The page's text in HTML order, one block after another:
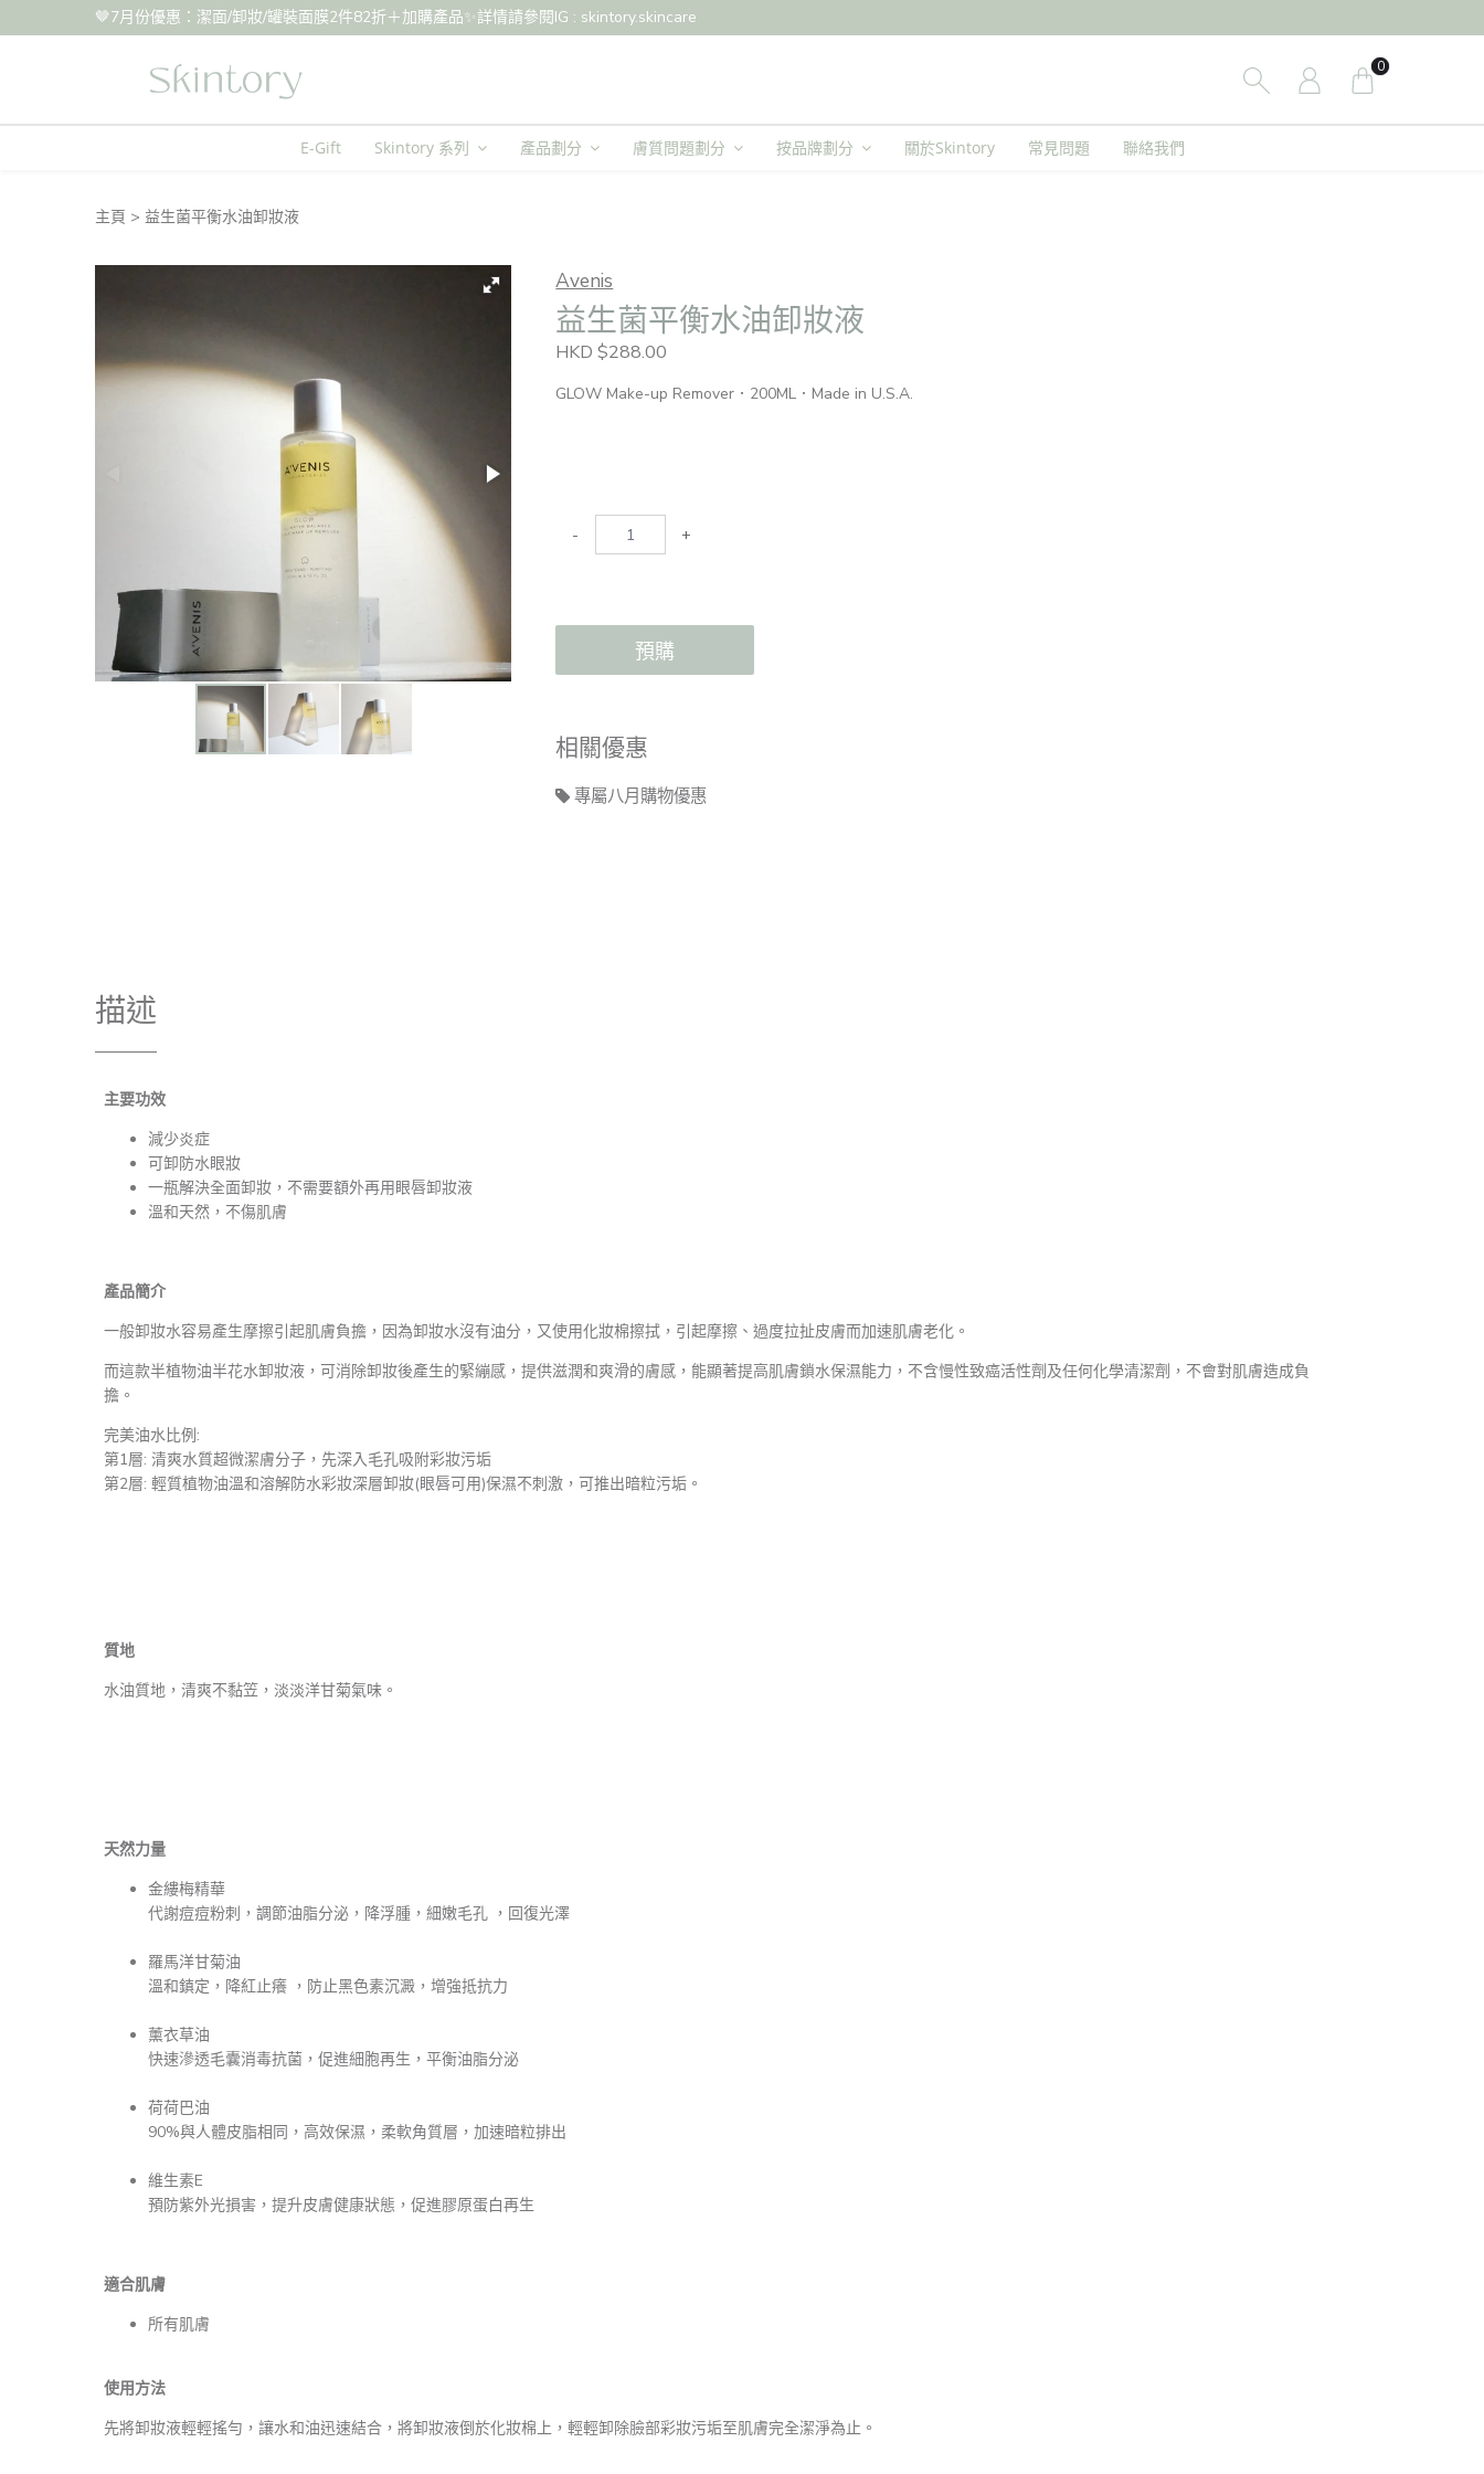
🤎7月份優惠：潔面/卸妝/罐裝面膜2件82折＋加購產品✨詳情請參閱IG : skintory.skincare
0
E-Gift Skintory 系列 產品劃分 膚質問題劃分 按品牌劃分 關於Skintory 常見問題 聯絡我們
主頁 益生菌平衡水油卸妝液
Avenis
益生菌平衡水油卸妝液
HKD $288.00
GLOW Make-up Remover．200ML．Made in U.S.A.
- +
預購
相關優惠
專屬八月購物優惠
描述
主要功效
減少炎症
可卸防水眼妝
一瓶解決全面卸妝，不需要額外再用眼唇卸妝液
溫和天然 ，不傷肌膚
產品簡介
一般卸妝水容易產生摩擦引起肌膚負擔，因為卸妝水沒有油分，又使用化妝棉擦拭，引起摩擦、過度拉扯皮膚而加速肌膚老化。
而這款半植物油半花水卸妝液，可消除卸妝後產生的緊繃感，提供滋潤和爽滑的膚感，能顯著提高肌膚鎖水保濕能力，不含慢性致癌活性劑及任何化學清潔劑，不會對肌膚造成負
擔。
完美油水比例:
第1層: 清爽⽔質超微潔膚分子，先深入毛孔吸附彩妝污垢
第2層: 輕質植物油溫和溶解防⽔彩妝深層卸妝(眼唇可用)保濕不刺激，可推出暗粒污垢。
質地
水油質地，清爽不黏笠，淡淡洋甘菊氣味。
天然力量
金縷梅精華
代謝痘痘粉刺，調節油脂分泌，降浮腫，細嫩毛孔 ，回復光澤
羅馬洋甘菊油
溫和鎮定，降紅止癢 ，防止黑色素沉澱，增強抵抗力
薰衣草油
快速滲透毛囊消毒抗菌，促進細胞再生，平衡油脂分泌
荷荷巴油
90%與人體皮脂相同，高效保濕，柔軟角質層，加速暗粒排出
維生素E
預防紫外光損害，提升皮膚健康狀態，促進膠原蛋白再生
適合肌膚
所有肌膚
使用方法
先將卸妝液輕輕搖勻，讓水和油迅速結合 ， 將卸妝液倒於化妝棉上，輕輕卸除臉部彩妝污垢至肌膚完全潔淨為止 。